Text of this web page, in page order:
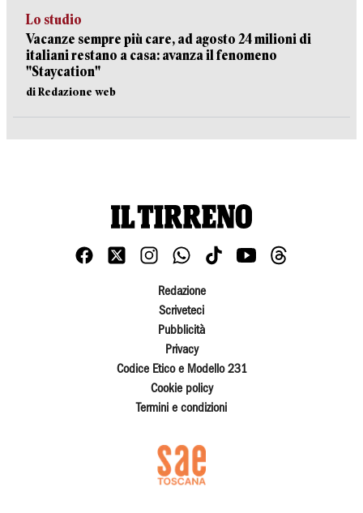
Lo studio
Vacanze sempre più care, ad agosto 24 milioni di
italiani restano a casa: avanza il fenomeno
"Staycation"
di Redazione web
Redazione
Scriveteci
Pubblicità
Privacy
Codice Etico e Modello 231
Cookie policy
Termini e condizioni